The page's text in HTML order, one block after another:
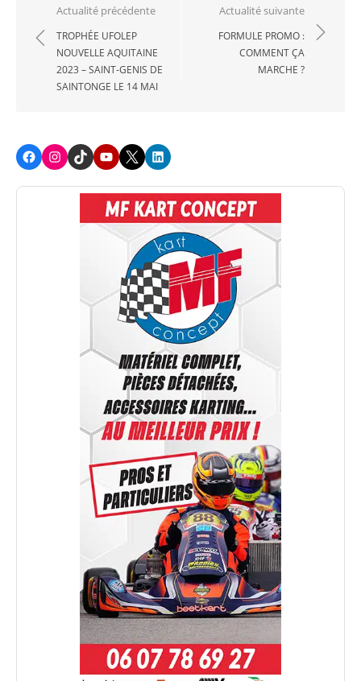
Navigation
de
l’article
Actualité précédente
TROPHÉE UFOLEP
NOUVELLE AQUITAINE
2023 – SAINT-GENIS DE
SAINTONGE LE 14 MAI
Actualité suivante
FORMULE PROMO :
COMMENT ÇA
MARCHE ?
FacebookInstagram
TikTokYoutube
X LinkedIn